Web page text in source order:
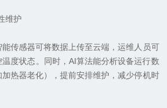
维护
感器可将数据上传至云端，运维人员可
度状态。同时，AI算法能分析设备运行数
热器老化），提前安排维护，减少停机时